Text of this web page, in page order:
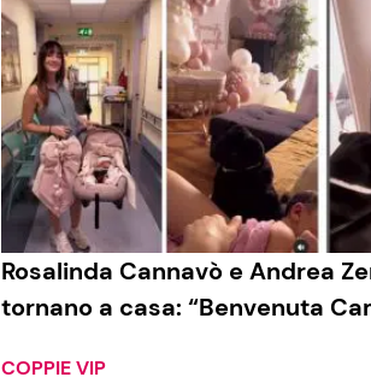
Rosalinda Cannavò e Andrea
tornano a casa: “Benvenuta
COPPIE VIP